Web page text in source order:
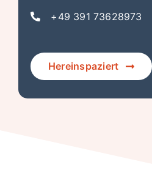
+49 391 73628973
Hereinspaziert